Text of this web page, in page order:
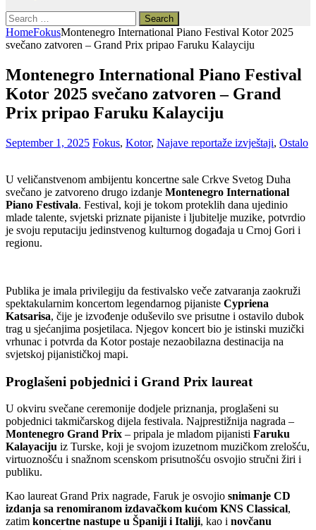
Search
for:
HomeFokusMontenegro International Piano Festival Kotor 2025
svečano zatvoren – Grand Prix pripao Faruku Kalayciju
Montenegro International Piano Festival
Kotor 2025 svečano zatvoren – Grand
Prix pripao Faruku Kalayciju
September 1, 2025 Fokus, Kotor, Najave reportaže izvještaji, Ostalo
U veličanstvenom ambijentu koncertne sale Crkve Svetog Duha
svečano je zatvoreno drugo izdanje Montenegro International
Piano Festivala. Festival, koji je tokom proteklih dana ujedinio
mlade talente, svjetski priznate pijaniste i ljubitelje muzike, potvrdio
je svoju reputaciju jedinstvenog kulturnog događaja u Crnoj Gori i
regionu.
Publika je imala privilegiju da festivalsko veče zatvaranja zaokruži
spektakularnim koncertom legendarnog pijaniste Cypriena
Katsarisa, čije je izvođenje oduševilo sve prisutne i ostavilo dubok
trag u sjećanjima posjetilaca. Njegov koncert bio je istinski muzički
vrhunac i potvrda da Kotor postaje nezaobilazna destinacija na
svjetskoj pijanističkoj mapi.
Proglašeni pobjednici i Grand Prix laureat
U okviru svečane ceremonije dodjele priznanja, proglašeni su
pobjednici takmičarskog dijela festivala. Najprestižnija nagrada –
Montenegro Grand Prix – pripala je mladom pijanisti Faruku
Kalayaciju iz Turske, koji je svojom izuzetnom muzičkom zrelošću,
virtuoznošću i snažnom scenskom prisutnošću osvojio stručni žiri i
publiku.
Kao laureat Grand Prix nagrade, Faruk je osvojio snimanje CD
izdanja sa renomiranom izdavačkom kućom KNS Classical,
zatim koncertne nastupe u Španiji i Italiji, kao i novčanu